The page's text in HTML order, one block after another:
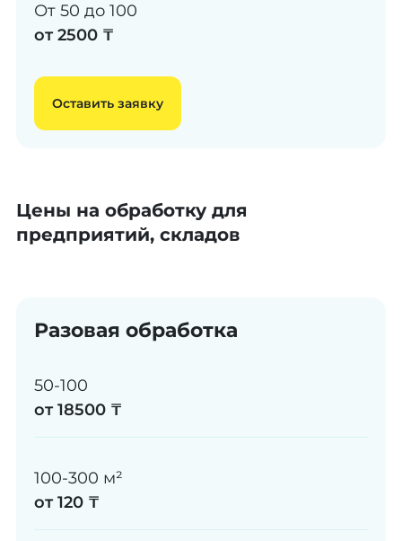
От 50 до 100
от 2500 ₸
Оставить заявку
Цены на обработку для
предприятий, складов
Разовая обработка
50-100
от 18500 ₸
100-300 м²
от 120 ₸